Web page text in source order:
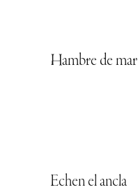
Hambre de mar
Echen el ancla